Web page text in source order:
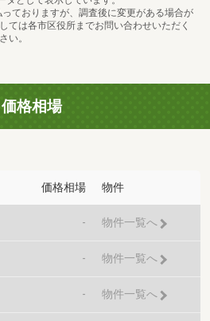
ておりますが、調査後に変更がある場合が
ては各市区役所までお問い合わせいただく
い。
価格相場
価格相場 物件
- 物件一覧へ
- 物件一覧へ
- 物件一覧へ